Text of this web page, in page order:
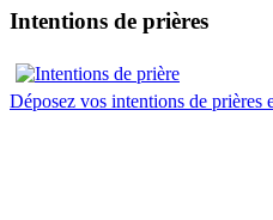
Intentions de prières
Déposez vos intentions de prières